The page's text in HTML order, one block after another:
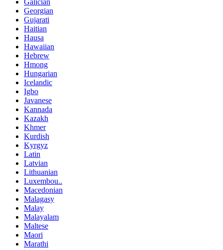
Galician
Georgian
Gujarati
Haitian
Hausa
Hawaiian
Hebrew
Hmong
Hungarian
Icelandic
Igbo
Javanese
Kannada
Kazakh
Khmer
Kurdish
Kyrgyz
Latin
Latvian
Lithuanian
Luxembou..
Macedonian
Malagasy
Malay
Malayalam
Maltese
Maori
Marathi